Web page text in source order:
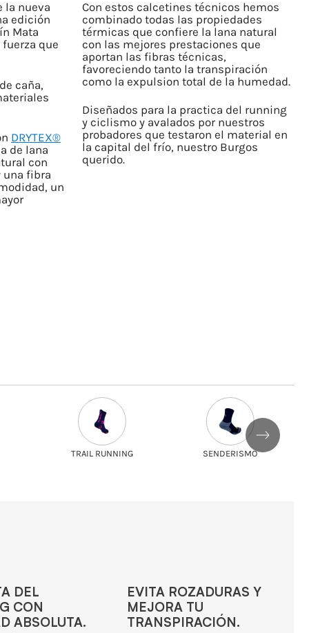
la nueva
edición
Mata
que
caña,
DRYTEX®
de lana
con
una fibra
un
Con estos calcetines técnicos hemos
combinado todas las propiedades
térmicas que confiere la lana natural
con las mejores prestaciones que
aportan las fibras técnicas,
favoreciendo tanto la transpiración
como la expulsion total de la humedad.
Diseñados para la practica del running
y ciclismo y avalados por nuestros
probadores que testaron el material en
la capital del frío, nuestro Burgos
querido.
TRAIL RUNNING SENDERISMO
DEL
CON
ABSOLUTA.
EVITA ROZADURAS Y
MEJORA TU
TRANSPIRACIÓN.